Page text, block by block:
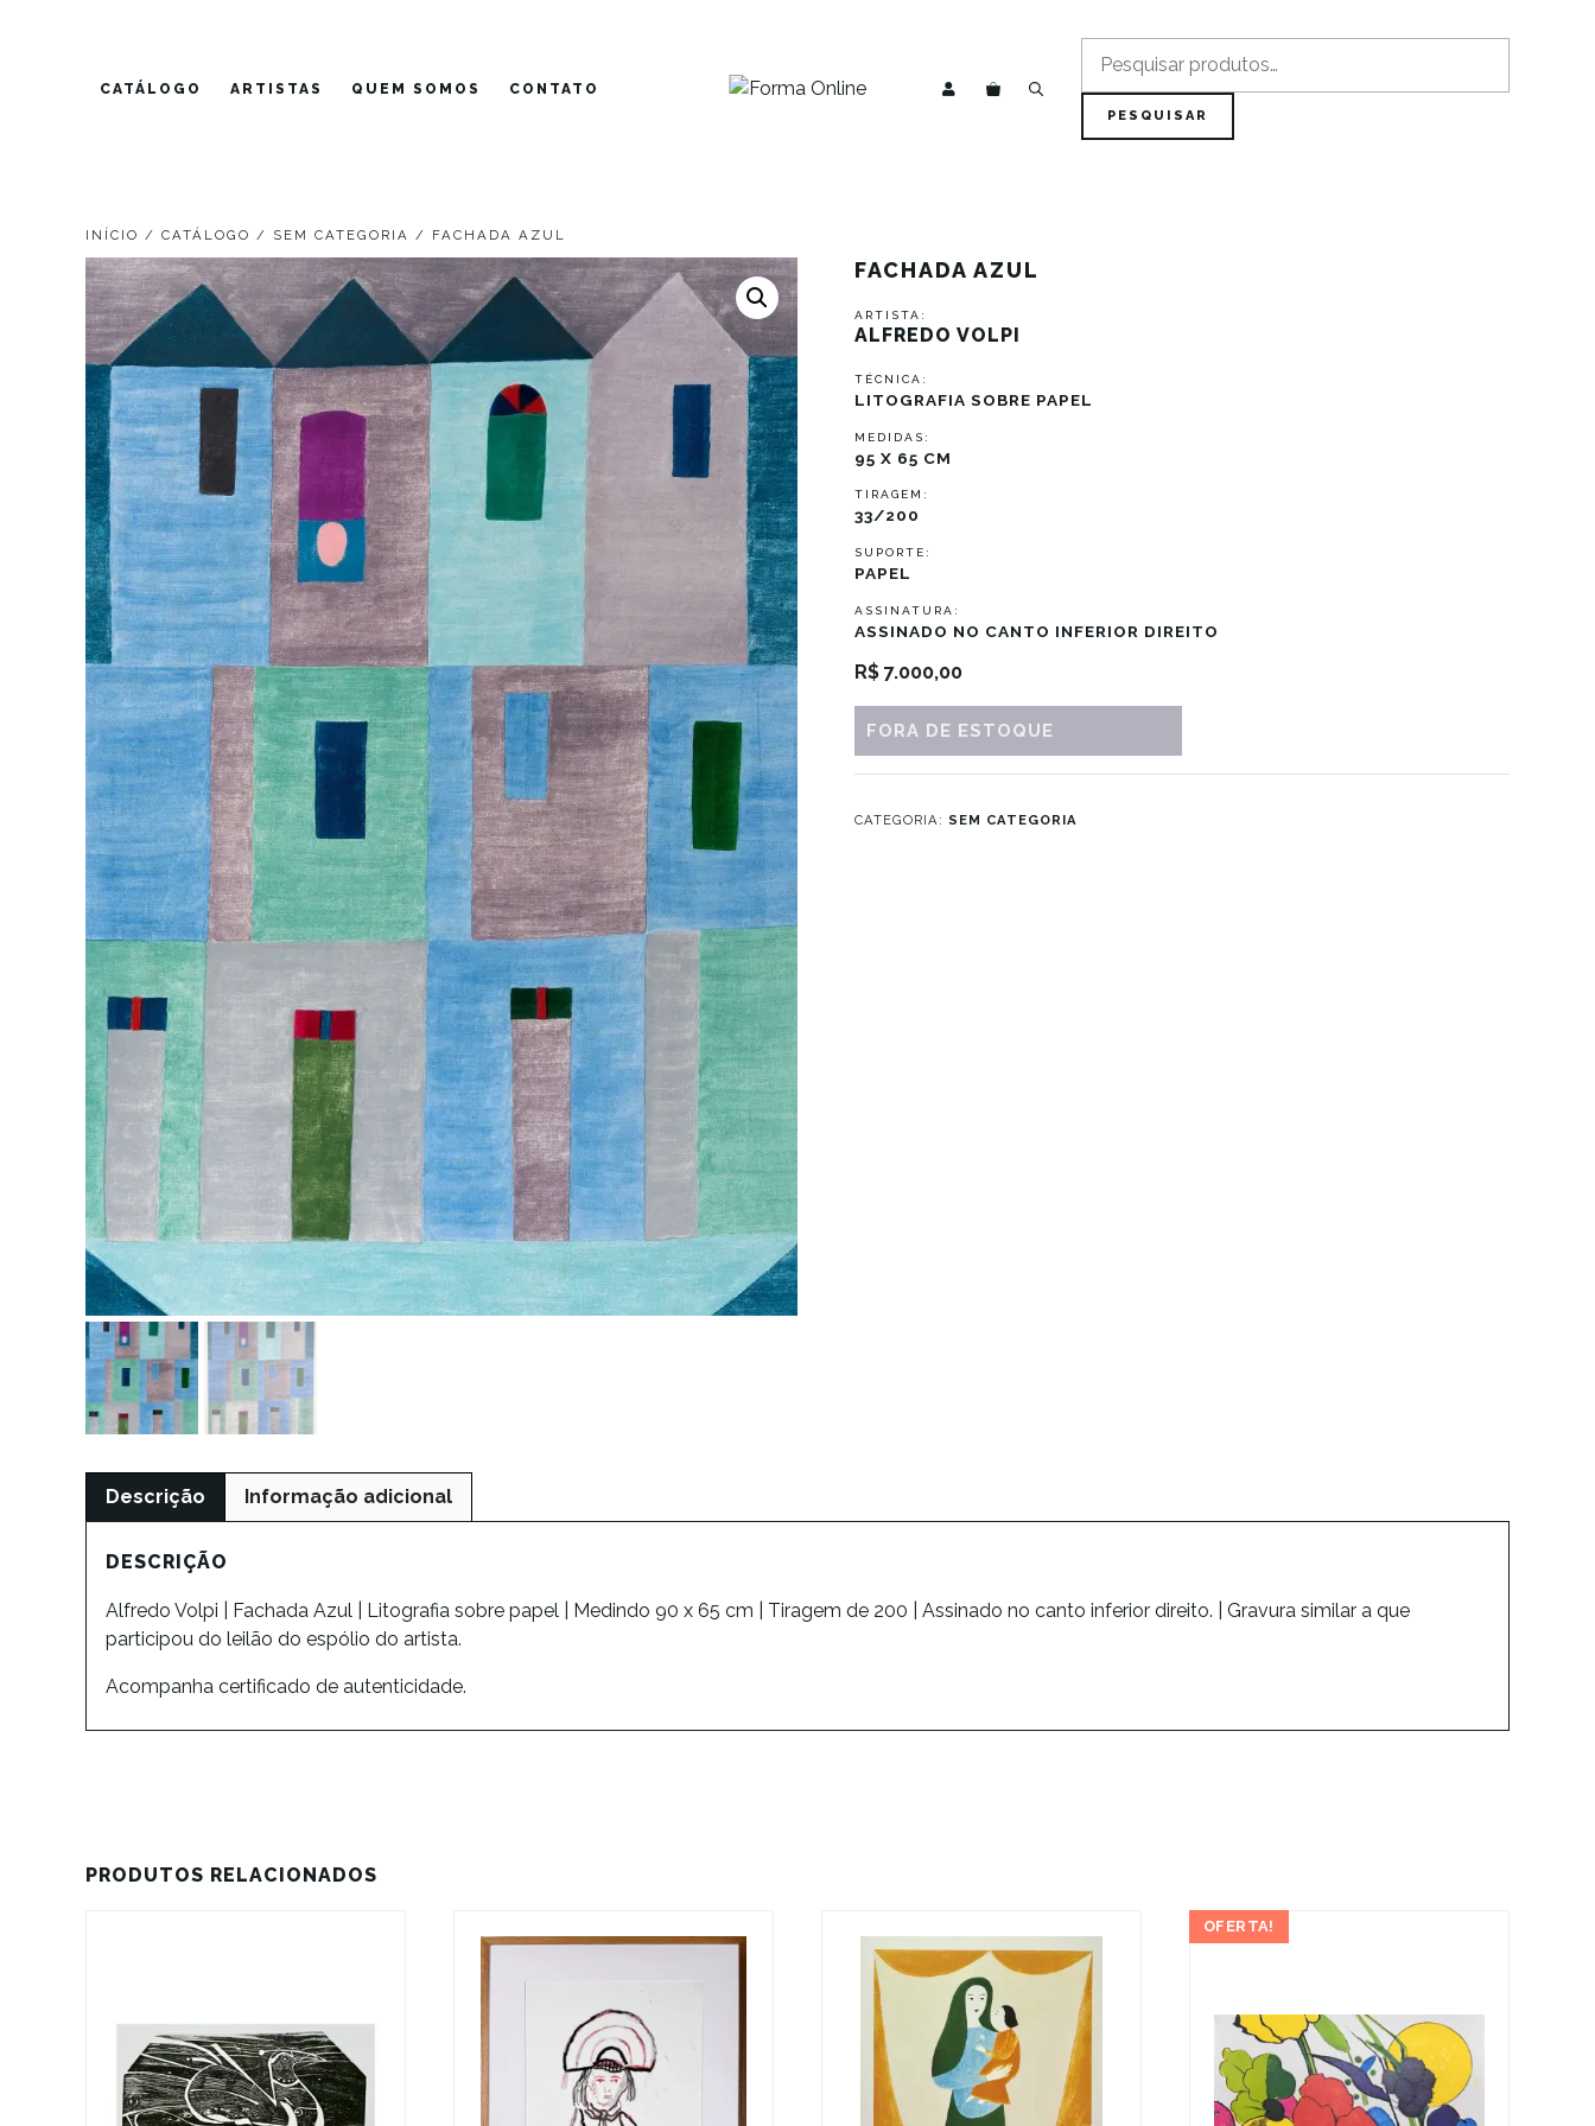
CATÁLOGO ARTISTAS QUEM SOMOS CONTATO
por:
PESQUISAR
INÍCIO / CATÁLOGO / SEM CATEGORIA / FACHADA AZUL
FACHADA AZUL
ARTISTA:
ALFREDO VOLPI
TÉCNICA:
LITOGRAFIA SOBRE PAPEL
MEDIDAS:
95 X 65 CM
TIRAGEM:
33/200
SUPORTE:
PAPEL
ASSINATURA:
ASSINADO NO CANTO INFERIOR DIREITO
R$ 7.000,00
FORA DE ESTOQUE
CATEGORIA: SEM CATEGORIA
Descrição Informação adicional
DESCRIÇÃO
Alfredo Volpi | Fachada Azul | Litografia sobre papel | Medindo 90 x 65 cm | Tiragem de 200 | Assinado no canto inferior direito. | Gravura similar a que
participou do leilão do espólio do artista.
Acompanha certificado de autenticidade.
PRODUTOS RELACIONADOS
OFERTA!